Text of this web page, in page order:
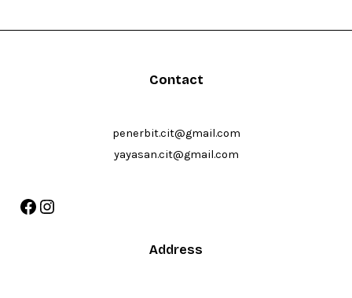
Contact
penerbit.cit@gmail.com
yayasan.cit@gmail.com
Facebook
Instagram
Address